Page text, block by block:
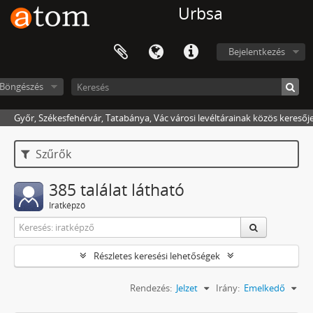
Urbsa
Bejelentkezés
Győr, Székesfehérvár, Tatabánya, Vác városi levéltárainak közös
Szűrők
385 találat látható
Iratképző
Részletes keresési lehetőségek
Rendezés: Jelzet Irány: Emelkedő